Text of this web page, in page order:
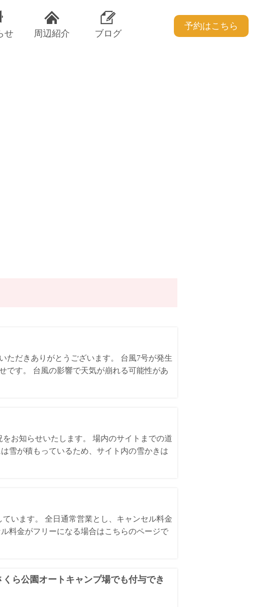
せ 周辺紹介 ブログ
予約はこちら
ただきありがとうございます。 台風7号が発生
です。 台風の影響で天気が崩れる可能性があ
お知らせいたします。 場内のサイトまでの道
雪が積もっているため、サイト内の雪かきは
います。 全日通常営業とし、キャンセル料金
料金がフリーになる場合はこちらのページで
ら公園オートキャンプ場でも付与でき